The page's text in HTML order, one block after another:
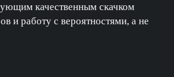
качественным скачком
и работу с вероятностями, а не